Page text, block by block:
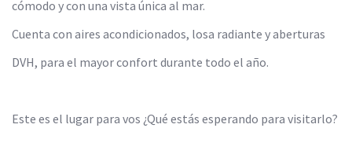
cómodo y con una vista única al mar.
Cuenta con aires acondicionados, losa radiante y aberturas
DVH, para el mayor confort durante todo el año.
Este es el lugar para vos ¿Qué estás esperando para visitarlo?